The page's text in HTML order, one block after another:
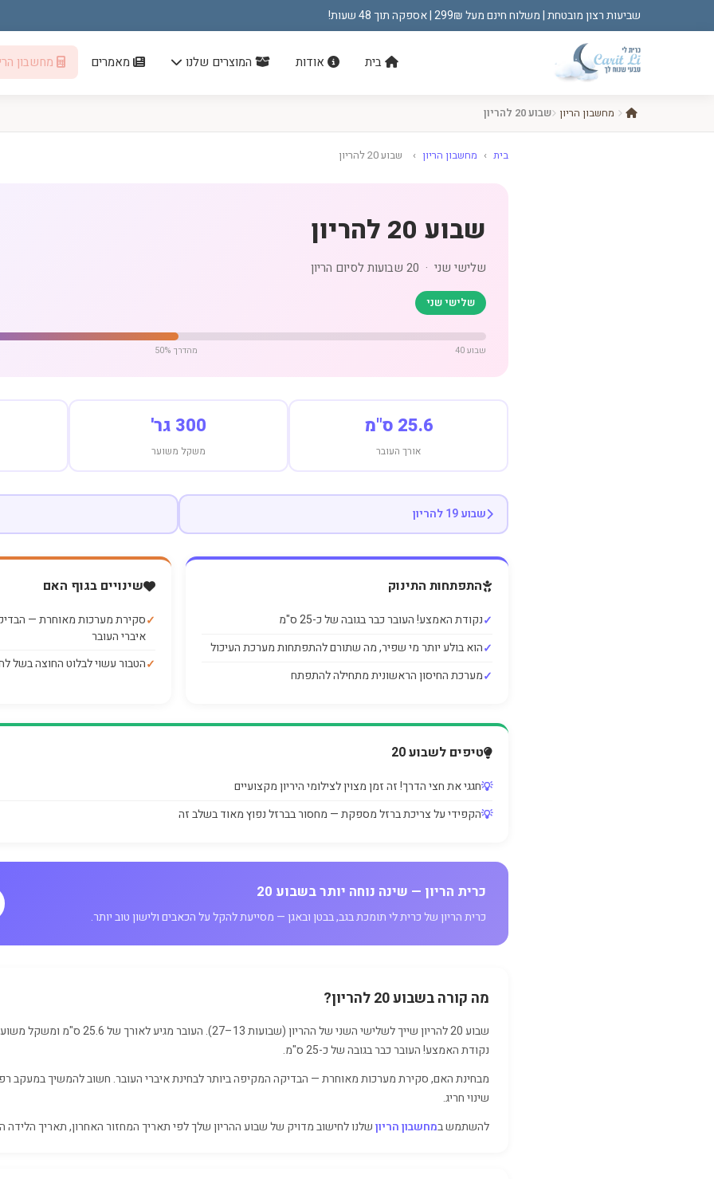
שביעות רצון מובטחת | משלוח חינם מעל 299₪ | אספקה תוך 48 שעות!
בית אודות המוצרים שלנו מאמרים מחשבון
מחשבון הריון שבוע 20 להריון
בית › מחשבון הריון › שבוע 20 להריון
שבוע 20 להריון
שלישי שני · 20 שבועות לסיום הריון
שלישי שני
50% מהדרך שבוע 40
25.6 ס"מ
אורך העובר
300 גר'
משקל משוער
שבוע 19 להריון
התפתחות התינוק
נקודת האמצע! העובר כבר בגובה של כ-25 ס"מ
הוא בולע יותר מי שפיר, מה שתורם להתפתחות מערכת העיכול
מערכת החיסון הראשונית מתחילה להתפתח
שינויים בגוף האם
סקירת מערכות מאוחרת —
איברי העובר
הטבור עשוי לבלוט החוצה בשל
טיפים לשבוע 20
חגגי את חצי הדרך! זה זמן מצוין לצילומי היריון מקצועיים
הקפידי על צריכת ברזל מספקת — מחסור בברזל נפוץ מאוד בשלב זה
כרית הריון — שינה נוחה יותר בשבוע 20
כרית הריון של כרית לי תומכת בגב, בבטן ובאגן — מסייעת להקל על הכאבים ולישון טוב יותר.
מה קורה בשבוע 20 להריון?
נקודת האמצע! העובר כבר בגובה של כ-25 ס"מ.
מבחינת האם, סקירת מערכות מאוחרת — הבדיקה המקיפה ביותר לבחינת איברי העובר. חשוב להמשיך במעקב
שינוי חריג.
להשתמש במחשבון הריוןשלנו לחישוב מדויק של שבוע ההריון שלך לפי תאריך המחזור האחרון, תאריך הלידה